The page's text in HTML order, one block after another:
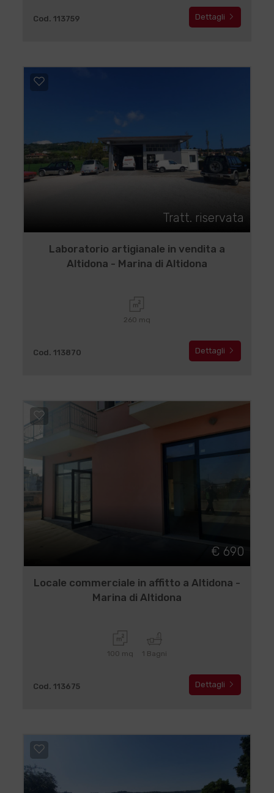
Cod. 113759 Dettagli
Tratt. riservata
Laboratorio artigianale in vendita a
Altidona - Marina di Altidona
260 mq
Cod. 113870 Dettagli
€ 690
Locale commerciale in affitto a Altidona -
Marina di Altidona
100 mq 1 Bagni
Cod. 113675 Dettagli